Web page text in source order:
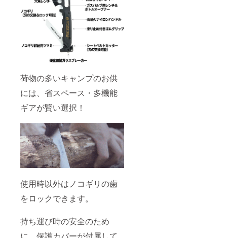
荷物の多いキャンプのお供
には、省スペース・多機能
ギアが賢い選択！
使用時以外はノコギリの歯
をロックできます。
持ち運び時の安全のため
に、保護カバーが付属して